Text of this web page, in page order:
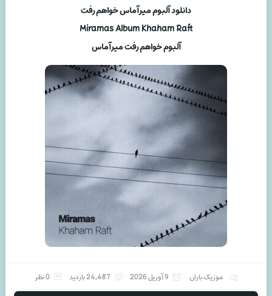
دانلود آلبوم میرآماس خواهم رفت
Miramas Album Khaham Raft
آلبوم خواهم رفت میرآماس
موزیک باران 9 آوریل 2026 24,487 بازدید 0 نظر